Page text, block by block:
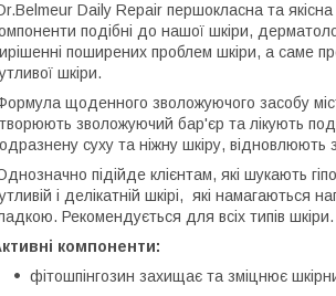
Daily Repair першокласна та
подібні до нашої шкіри,
поширених проблем шкіри, а саме
шкіри.
щоденного зволожуючого засобу
зволожуючий бар'єр та лікують
суху та ніжну шкіру, відновлюють
підійде клієнтам, які шукають
і делікатній шкірі, які намагаються
Рекомендується для всіх типів
компоненти:
фітошпінгозин захищає та зміцнює